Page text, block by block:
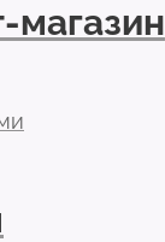
магазин